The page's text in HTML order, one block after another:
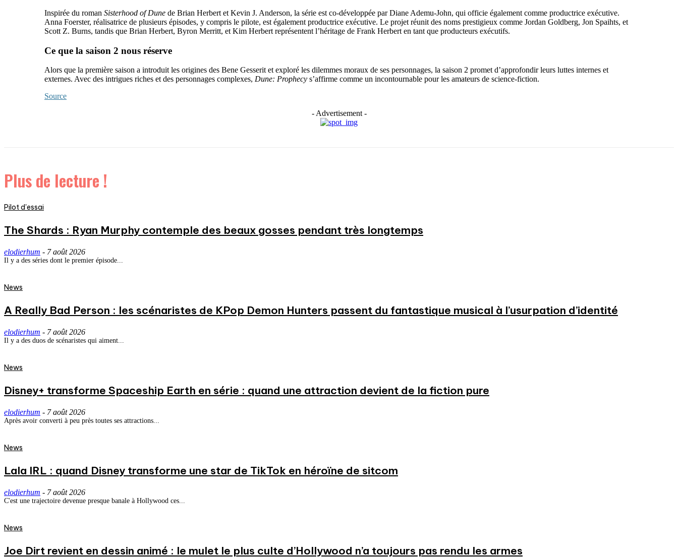
Inspirée du roman Sisterhood of Dune de Brian Herbert et Kevin J. Anderson, la série est co-développée par Diane Ademu-John, qui officie également comme productrice exécutive.
Anna Foerster, réalisatrice de plusieurs épisodes, y compris le pilote, est également productrice exécutive. Le projet réunit des noms prestigieux comme Jordan Goldberg, Jon Spaihts, et
Scott Z. Burns, tandis que Brian Herbert, Byron Merritt, et Kim Herbert représentent l’héritage de Frank Herbert en tant que producteurs exécutifs.
Ce que la saison 2 nous réserve
Alors que la première saison a introduit les origines des Bene Gesserit et exploré les dilemmes moraux de ses personnages, la saison 2 promet d’approfondir leurs luttes internes et
externes. Avec des intrigues riches et des personnages complexes, Dune: Prophecy s’affirme comme un incontournable pour les amateurs de science-fiction.
Source
- Advertisement -
Plus de lecture !
Pilot d'essai
The Shards : Ryan Murphy contemple des beaux gosses pendant très longtemps
elodierhum - 7 août 2026
Il y a des séries dont le premier épisode...
News
A Really Bad Person : les scénaristes de KPop Demon Hunters passent du fantastique musical à l’usurpation d’identité
elodierhum - 7 août 2026
Il y a des duos de scénaristes qui aiment...
News
Disney+ transforme Spaceship Earth en série : quand une attraction devient de la fiction pure
elodierhum - 7 août 2026
Après avoir converti à peu près toutes ses attractions...
News
Lala IRL : quand Disney transforme une star de TikTok en héroïne de sitcom
elodierhum - 7 août 2026
C'est une trajectoire devenue presque banale à Hollywood ces...
News
Joe Dirt revient en dessin animé : le mulet le plus culte d’Hollywood n’a toujours pas rendu les armes